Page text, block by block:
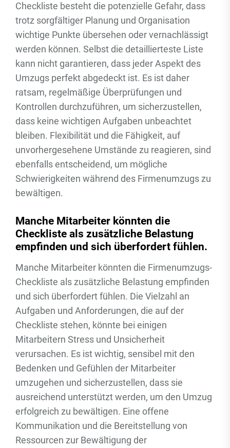
Checkliste besteht die potenzielle Gefahr, dass
trotz sorgfältiger Planung und Organisation
wichtige Punkte übersehen oder vernachlässigt
werden können. Selbst die detaillierteste Liste
kann nicht garantieren, dass jeder Aspekt des
Umzugs perfekt abgedeckt ist. Es ist daher
ratsam, regelmäßige Überprüfungen und
Kontrollen durchzuführen, um sicherzustellen,
dass keine wichtigen Aufgaben unbeachtet
bleiben. Flexibilität und die Fähigkeit, auf
unvorhergesehene Umstände zu reagieren, sind
ebenfalls entscheidend, um mögliche
Schwierigkeiten während des Firmenumzugs zu
bewältigen.
Manche Mitarbeiter könnten die
Checkliste als zusätzliche Belastung
empfinden und sich überfordert fühlen.
Manche Mitarbeiter könnten die Firmenumzugs-
Checkliste als zusätzliche Belastung empfinden
und sich überfordert fühlen. Die Vielzahl an
Aufgaben und Anforderungen, die auf der
Checkliste stehen, könnte bei einigen
Mitarbeitern Stress und Unsicherheit
verursachen. Es ist wichtig, sensibel mit den
Bedenken und Gefühlen der Mitarbeiter
umzugehen und sicherzustellen, dass sie
ausreichend unterstützt werden, um den Umzug
erfolgreich zu bewältigen. Eine offene
Kommunikation und die Bereitstellung von
Ressourcen zur Bewältigung der